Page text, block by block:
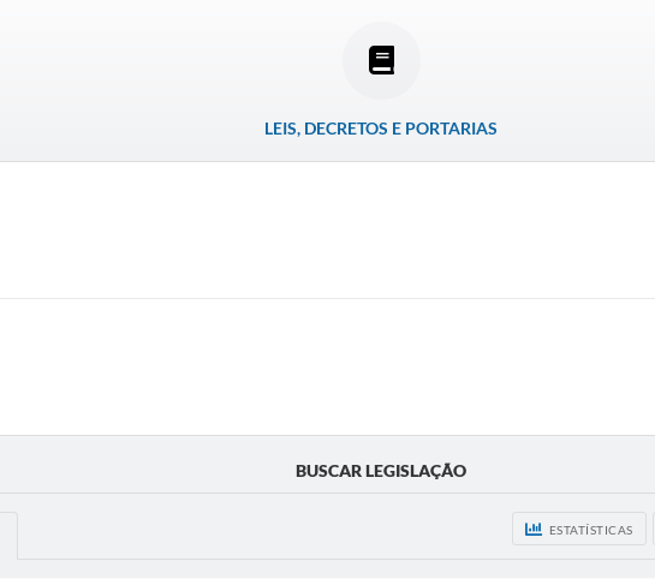
LEIS, DECRETOS E PORTARIAS
BUSCAR LEGISLAÇÃO
ESTATÍSTICAS